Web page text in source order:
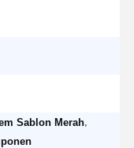
Sablon Merah